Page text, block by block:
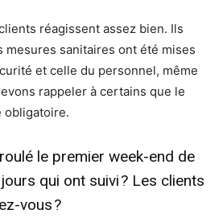
réagissent assez bien. Ils
mesures sanitaires ont été mises
et celle du personnel, même
rappeler à certains que le
obligatoire.
le premier week-end de
qui ont suivi ? Les clients
vous ?